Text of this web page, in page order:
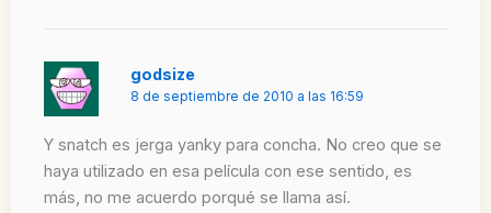
godsize
8 de septiembre de 2010 a las 16:59
Y snatch es jerga yanky para concha. No creo que se
haya utilizado en esa película con ese sentido, es
más, no me acuerdo porqué se llama así.